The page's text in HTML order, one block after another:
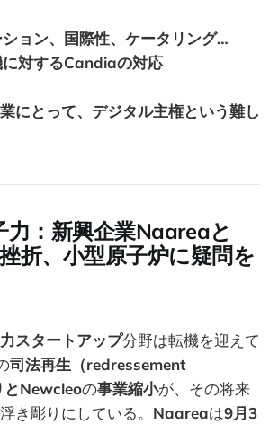
ン、国際性、ケータリング…
対するCandiaの対応
にとって、デジタル主権という難し
新興企業Naareaと
折、小型原子炉に疑問を
スタートアップ分野は転機を迎えて
司法再生（redressement
Newcleoの事業縮小が、その将来
き彫りにしている。 Naareaは9月3